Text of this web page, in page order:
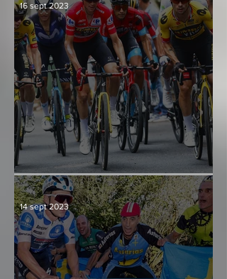
Culminación y consenso
16 sept 2023
14 sept 2023